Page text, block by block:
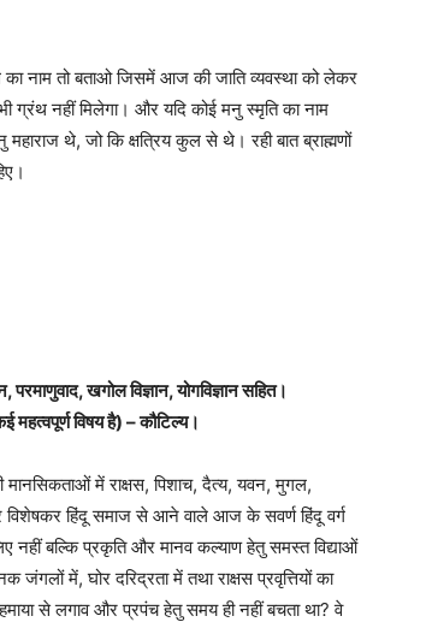
का नाम तो बताओ जिसमें आज की जाति व्यवस्था को लेकर
ग्रंथ नहीं मिलेगा। और यदि कोई मनु स्मृति का नाम
थे, जो कि क्षत्रिय कुल से थे। रही बात ब्राह्मणों
खगोल विज्ञान, योगविज्ञान सहित।
महत्वपूर्ण विषय है) – कौटिल्य।
में राक्षस, पिशाच, दैत्य, यवन, मुगल,
विशेषकर हिंदू समाज से आने वाले आज के सवर्ण हिंदू वर्ग
नहीं बल्कि प्रकृति और मानव कल्याण हेतु समस्त विद्याओं
में, घोर दरिद्रता में तथा राक्षस प्रवृत्तियों का
से लगाव और प्रपंच हेतु समय ही नहीं बचता था? वे